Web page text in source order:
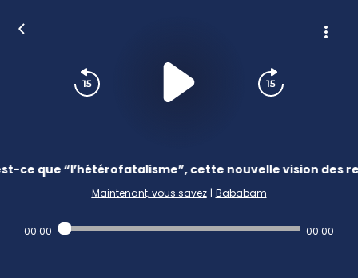
ce que “l’hétérofatalisme”, cette nouvelle vision des
Maintenant, vous savez | Bababam
00:00 00:00